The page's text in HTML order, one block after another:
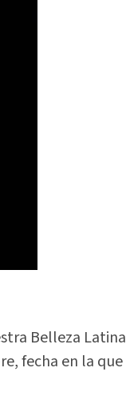
Belleza Latina
fecha en la que